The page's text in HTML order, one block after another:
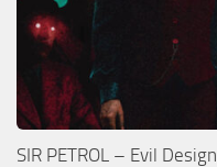
SIR PETROL – Evil Design